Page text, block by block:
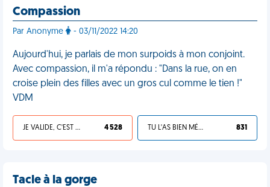
Compassion
Par Anonyme - 03/11/2022 14:20
Aujourd'hui, je parlais de mon surpoids à mon conjoint.
Avec compassion, il m'a répondu : "Dans la rue, on en
croise plein des filles avec un gros cul comme le tien !"
VDM
JE VALIDE, C'EST UNE VDM 4 528 TU L'AS BIEN MÉRITÉ 831
Tacle à la gorge